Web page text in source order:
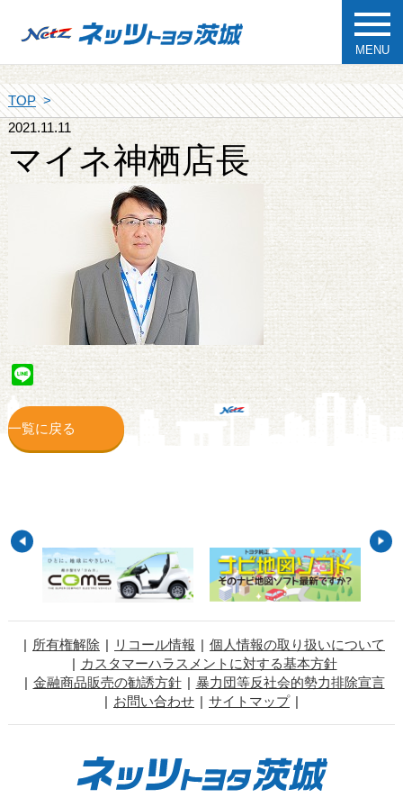
MENU
TOP
2021.11.11
マイネ神栖店長
Line
一覧に戻る
所有権解除 リコール情報
個人情報の取り扱いについて
カスタマーハラスメントに対する基本方針
金融商品販売の勧誘方針
暴力団等反社会的勢力排除宣言
お問い合わせ
サイトマップ